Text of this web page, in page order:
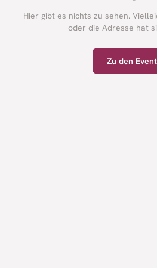
Hier gibt es nichts zu sehen.
oder die Adresse hat
Zu den